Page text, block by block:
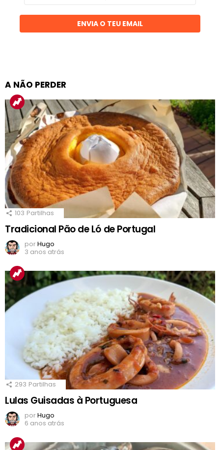
email
ENVIA O TEU EMAIL
A NÃO PERDER
103 Partilhas
Tradicional Pão de Ló de Portugal
porHugo
3 anos atrás
293 Partilhas
Lulas Guisadas à Portuguesa
porHugo
6 anos atrás